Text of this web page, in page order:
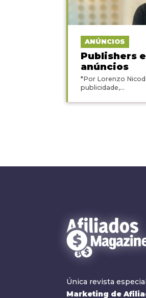
ANÚNCIOS
Publishers
anúncios
*Por Lorenzo
publicidade,...
Única revista
Marketing de